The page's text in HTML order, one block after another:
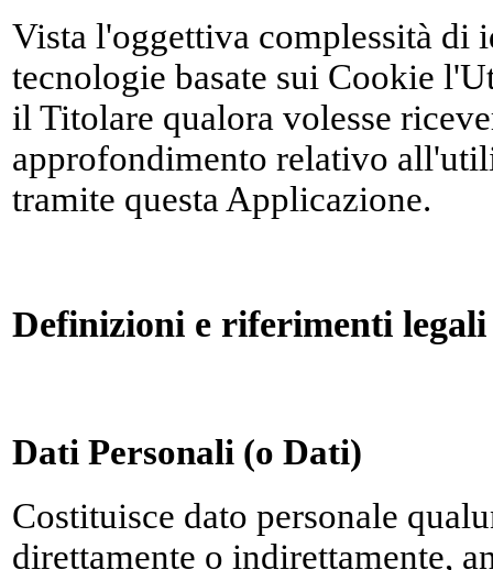
Vista l'oggettiva complessità di
tecnologie basate sui Cookie
il Titolare qualora volesse
approfondimento relativo
tramite questa Applicazione.
Definizioni e riferimenti legali
Dati Personali (o Dati)
Costituisce dato personale
direttamente o indirettamente,